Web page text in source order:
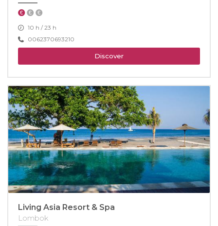
10 h / 23 h
0062370693210
Discover
Living Asia Resort & Spa
Lombok